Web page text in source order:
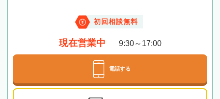
初回相談無料
現在営業中 9:30～17:00
電話する